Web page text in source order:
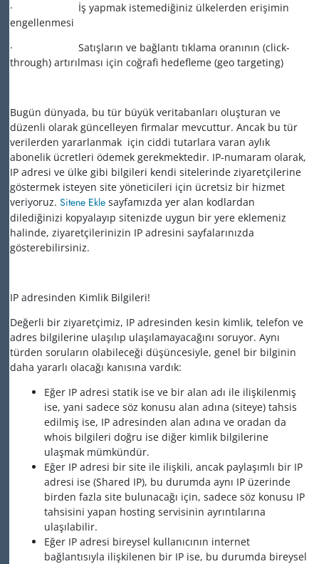
· İş yapmak istemediğiniz ülkelerden erişimin
engellenmesi
· Satışların ve bağlantı tıklama oranının (click-
through) artırılması için coğrafi hedefleme (geo targeting)
Bugün dünyada, bu tür büyük veritabanları oluşturan ve
düzenli olarak güncelleyen firmalar mevcuttur. Ancak bu tür
verilerden yararlanmak için ciddi tutarlara varan aylık
abonelik ücretleri ödemek gerekmektedir. IP-numaram olarak,
IP adresi ve ülke gibi bilgileri kendi sitelerinde ziyaretçilerine
göstermek isteyen site yöneticileri için ücretsiz bir hizmet
veriyoruz. Sitene Ekle sayfamızda yer alan kodlardan
dilediğinizi kopyalayıp sitenizde uygun bir yere eklemeniz
halinde, ziyaretçilerinizin IP adresini sayfalarınızda
gösterebilirsiniz.
IP adresinden Kimlik Bilgileri!
Değerli bir ziyaretçimiz, IP adresinden kesin kimlik, telefon ve
adres bilgilerine ulaşılıp ulaşılamayacağını soruyor. Aynı
türden soruların olabileceği düşüncesiyle, genel bir bilginin
daha yararlı olacağı kanısına vardık:
Eğer IP adresi statik ise ve bir alan adı ile ilişkilenmiş
ise, yani sadece söz konusu alan adına (siteye) tahsis
edilmiş ise, IP adresinden alan adına ve oradan da
whois bilgileri doğru ise diğer kimlik bilgilerine
ulaşmak mümkündür.
Eğer IP adresi bir site ile ilişkili, ancak paylaşımlı bir IP
adresi ise (Shared IP), bu durumda aynı IP üzerinde
birden fazla site bulunacağı için, sadece söz konusu IP
tahsisini yapan hosting servisinin ayrıntılarına
ulaşılabilir.
Eğer IP adresi bireysel kullanıcının internet
bağlantısıyla ilişkilenen bir IP ise, bu durumda bireysel